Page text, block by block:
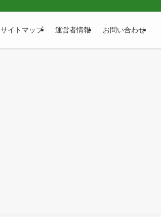
サイトマップ 運営者情報 お問い合わせ